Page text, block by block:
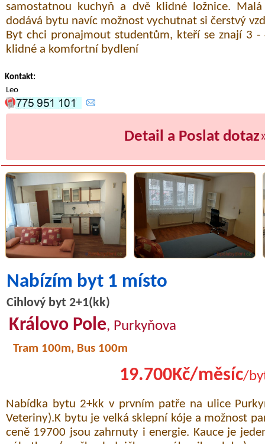
samostatnou kuchyň a dvě klidné ložnice.
dodává bytu navíc možnost vychutnat si čerstvý
Byt chci pronajmout studentům, kteří se znají 3
klidné a komfortní bydlení
Kontakt:
Leo
Detail a Poslat dotaz
Nabízím byt 1 místo
Cihlový byt 2+1(kk)
Královo Pole, Purkyňova
Tram 100m, Bus 100m
19.700Kč/měsíc/
Nabídka bytu 2+kk v prvním patře na ulice
Veteriny).K bytu je velká sklepní kóje a možnost
ceně 19700 jsou zahrnuty i energie. Kauce je